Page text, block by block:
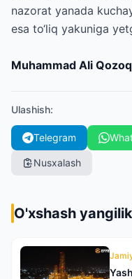
nazorat yanada
esa to‘liq yakuniga
Muhammad Ali
Ulashish:
Telegram
Nusxalash
O'xshash